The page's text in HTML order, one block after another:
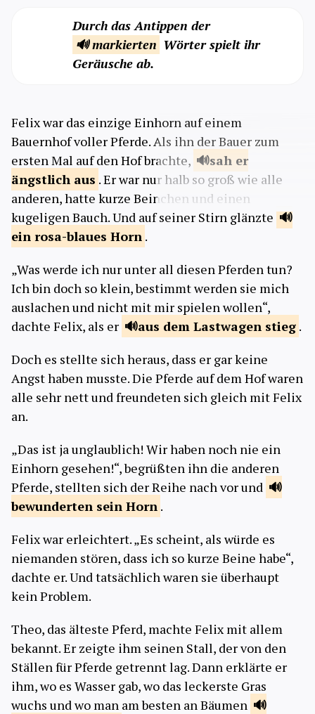
Durch das Antippen der
🔊 markierten Wörter spielt ihr
Geräusche ab.
Felix war das einzige Einhorn auf einem
Bauernhof voller Pferde. Als ihn der Bauer zum
ersten Mal auf den Hof brachte,
sah er
ängstlich aus . Er war nur halb so groß wie alle
anderen, hatte kurze Beinchen und einen
kugeligen Bauch. Und auf seiner Stirn glänzte
ein rosa-blaues Horn .
„Was werde ich nur unter all diesen Pferden tun?
Ich bin doch so klein, bestimmt werden sie mich
auslachen und nicht mit mir spielen wollen“,
dachte Felix, als er
aus dem Lastwagen stieg .
Doch es stellte sich heraus, dass er gar keine
Angst haben musste. Die Pferde auf dem Hof waren
alle sehr nett und freundeten sich gleich mit Felix
an.
„Das ist ja unglaublich! Wir haben noch nie ein
Einhorn gesehen!“, begrüßten ihn die anderen
Pferde, stellten sich der Reihe nach vor und
bewunderten sein Horn .
Felix war erleichtert. „Es scheint, als würde es
niemanden stören, dass ich so kurze Beine habe“,
dachte er. Und tatsächlich waren sie überhaupt
kein Problem.
Theo, das älteste Pferd, machte Felix mit allem
bekannt. Er zeigte ihm seinen Stall, der von den
Ställen für Pferde getrennt lag. Dann erklärte er
ihm, wo es Wasser gab, wo das leckerste Gras
wuchs und wo man am besten an Bäumen